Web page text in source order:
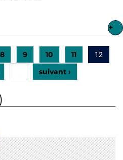
+
8 9 10 11 12
suivant ›